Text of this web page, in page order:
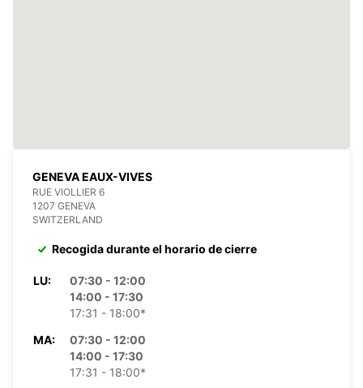
GENEVA EAUX-VIVES
RUE VIOLLIER 6
1207 GENEVA
SWITZERLAND
Recogida durante el horario de cierre
LU:
07:30 - 12:00
14:00 - 17:30
17:31 - 18:00*
MA:
07:30 - 12:00
14:00 - 17:30
17:31 - 18:00*